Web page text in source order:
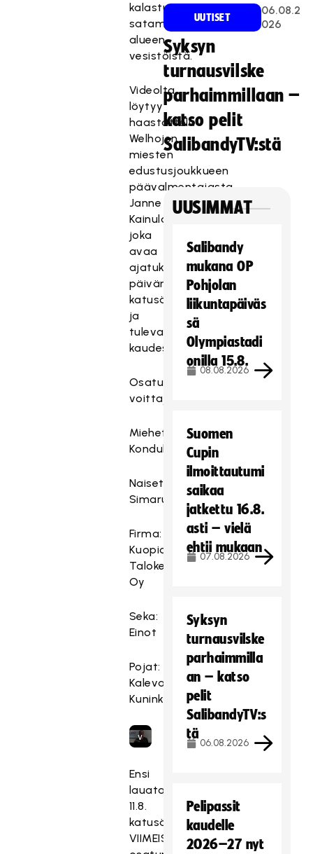
kalastus
satama-
alueen
vesistöistä.
Videolta
löytyy
haastattelu
Welhojen
miesten
edustusjoukkueen
päävalmentajasta
Janne
Kainulaisesta,
joka
avaa
ajatuksiaan
päivän
katusählyistä
ja
tulevasta
kaudesta.
Osaturnauksen
voittajajoukkueet:
Miehet:
Konduktöörinkultajuna
Naiset:
Simarusinat
Firma:
Kuopion
Talokeskus
Oy
Seka:
Einot
Pojat:
Kalevan
Kuninkaat
T
ä
m
ä
s
s
ä
t
ö
y
k
o
k
a
s
v
ii
m
a
Ensi
lauataina
11.8.
katusählyn
VIIMEISET
UUTISET
06.08.2
026
Syksyn
turnausvilske
parhaimmillaan –
katso pelit
SalibandyTV:stä
UUSIMMAT
Salibandy
mukana OP
Pohjolan
liikuntapäiväs
sä
Olympiastadi
onilla 15.8.
08.08.2026
Suomen
Cupin
ilmoittautumi
saikaa
jatkettu 16.8.
asti – vielä
ehtii mukaan
07.08.2026
Syksyn
turnausvilske
parhaimmilla
an – katso
pelit
SalibandyTV:s
tä
06.08.2026
Pelipassit
kaudelle
2026–27 nyt